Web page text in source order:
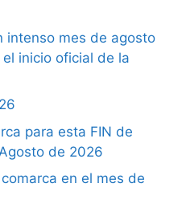
intenso mes de agosto
inicio oficial de la
para esta FIN de
de 2026
en el mes de